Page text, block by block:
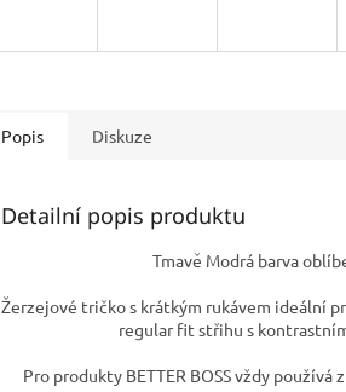
Popis Diskuze
Detailní popis produktu
Tmavě Modrá barva
Žerzejové tričko s krátkým rukávem ideální
regular fit střihu s
Pro produkty BETTER BOSS vždy